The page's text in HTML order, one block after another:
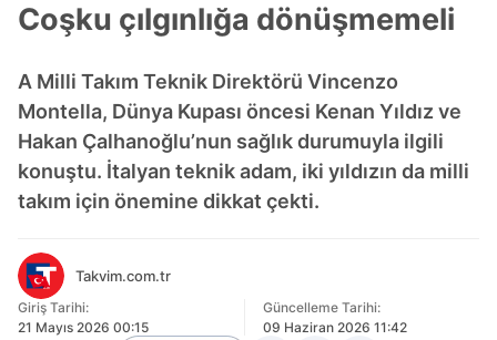
Coşku çılgınlığa dönüşmemeli
A Milli Takım Teknik Direktörü Vincenzo
Montella, Dünya Kupası öncesi Kenan Yıldız ve
Hakan Çalhanoğlu’nun sağlık durumuyla ilgili
konuştu. İtalyan teknik adam, iki yıldızın da milli
takım için önemine dikkat çekti.
Takvim.com.tr
Giriş Tarihi:
21 Mayıs 2026 00:15
Güncelleme Tarihi:
09 Haziran 2026 11:42